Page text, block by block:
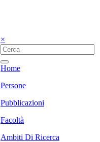
×
Home
Persone
Pubblicazioni
Facoltà
Ambiti Di Ricerca